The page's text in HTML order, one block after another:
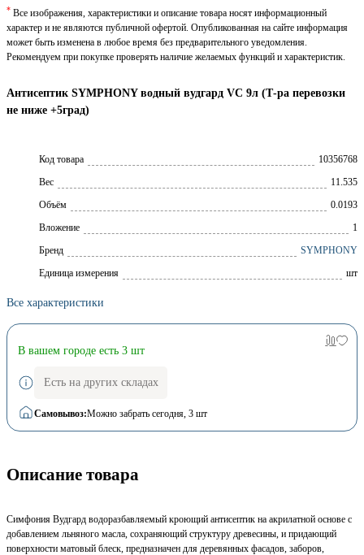
Антисептик SYMPHONY водный вудгард VC 9л (Т-ра перевозки
не ниже +5град)
Код товара
10356768
Вес
11.535
Объём
0.0193
Вложение
1
Брeнд
SYMPHONY
Единица измерения
шт
Все характеристики
* Все изображения, характеристики и описание товара носят информационный
характер и не являются публичной офертой. Опубликованная на сайте информация
может быть изменена в любое время без предварительного уведомления.
Рекомендуем при покупке проверять наличие желаемых функций и характеристик.
В вашем городе есть 3 шт
Есть на других складах
Самовывоз:Можно забрать сегодня , 3 шт
Описание товара
Симфония Вудгард водоразбавляемый кроющий антисептик на акрилатной основе с
добавлением льняного масла, сохраняющий структуру древесины, и придающий
поверхности матовый блеск, предназначен для деревянных фасадов, заборов,